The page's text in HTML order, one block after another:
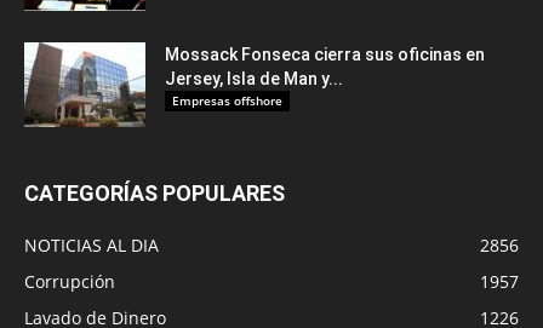
Mossack Fonseca cierra sus oficinas en
Jersey, Isla de Man y...
Empresas offshore
CATEGORÍAS POPULARES
NOTICIAS AL DIA
2856
Corrupción
1957
Lavado de Dinero
1226